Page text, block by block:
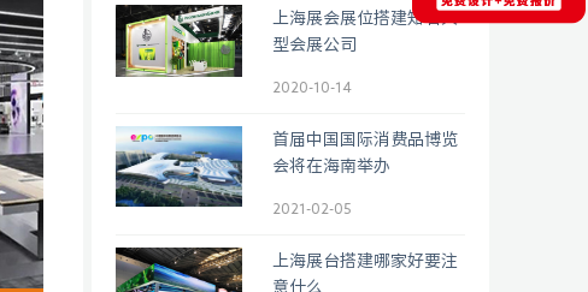
上海展会展位搭建知名大
型会展公司
2020-10-14
首届中国国际消费品博览
会将在海南举办
2021-02-05
上海展台搭建哪家好要注
意什么